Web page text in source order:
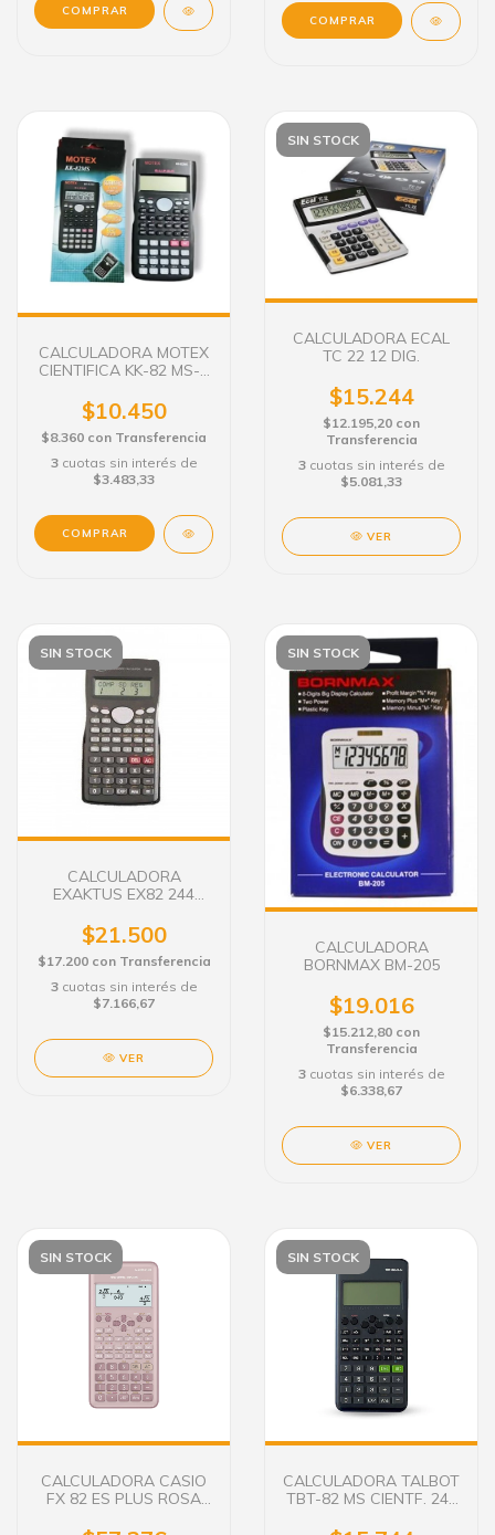
CALCULADORA MOTEX
CIENTIFICA KK-82 MS-5
$10.450
$8.360 con Transferencia
3 cuotas sin interés de
$3.483,33
SIN STOCK
CALCULADORA ECAL
TC 22 12 DIG.
$15.244
$12.195,20 con
Transferencia
3 cuotas sin interés de
$5.081,33
VER
SIN STOCK
CALCULADORA
EXAKTUS EX82 244
$21.500
$17.200 con Transferencia
3 cuotas sin interés de
$7.166,67
VER
SIN STOCK
CALCULADORA
BORNMAX BM-205
$19.016
$15.212,80 con
Transferencia
3 cuotas sin interés de
$6.338,67
VER
SIN STOCK
CALCULADORA CASIO
FX 82 ES PLUS ROSA
SIN STOCK
CALCULADORA TALBOT
TBT-82 MS CIENTF. 240